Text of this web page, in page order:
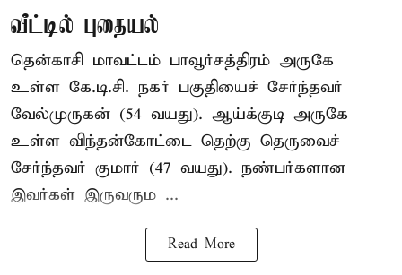
வீட்டில் புதையல்
தென்காசி மாவட்டம் பாவூர்சத்திரம் அருகே
உள்ள கே.டி.சி. நகர் பகுதியைச் சேர்ந்தவர்
வேல்முருகன் (54 வயது). ஆய்க்குடி அருகே
உள்ள விந்தன்கோட்டை தெற்கு தெருவைச்
சேர்ந்தவர் குமார் (47 வயது). நண்பர்களான
இவர்கள் இருவரும ...
Read More